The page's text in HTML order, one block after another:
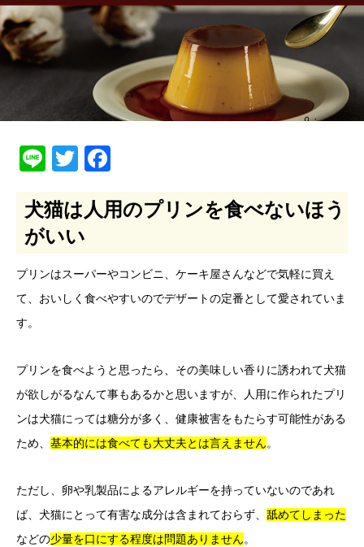
LineTwitter
犬猫は人用のプリンを食べないほう
がいい
プリンはスーパーやコンビニ、ケーキ屋さんなどで気軽に買え
て、おいしく食べやすいのでデザートの定番として愛されていま
す。
プリンを食べようと思ったら、その美味しい香りに誘われて犬猫
が欲しがるなんて事もあるかと思いますが、人用に作られたプリ
ンは犬猫にっては糖分が多く、健康被害をもたらす可能性がある
ため、 基本的には食べても大丈夫とは言えません。
ただし、卵や乳製品によるアレルギーを持っていないのであれ
ば、犬猫にとって有害な成分は含まれておらず、 舐めてしまった
などの少量を口にする程度は問題ありません。